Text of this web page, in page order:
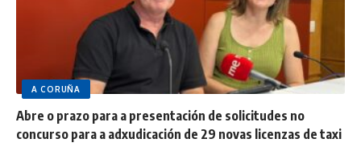
A CORUÑA
Abre o prazo para a presentación de solicitudes no
concurso para a adxudicación de 29 novas licenzas de taxi